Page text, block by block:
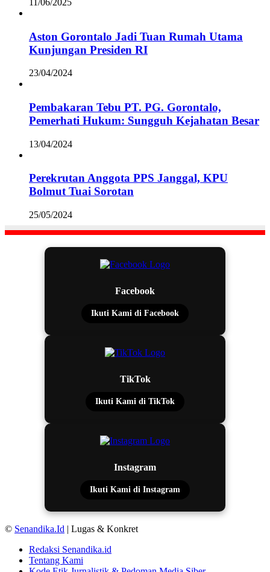
Aston Gorontalo Jadi Tuan Rumah Utama
Kunjungan Presiden RI
23/04/2024
Pembakaran Tebu PT. PG. Gorontalo,
Pemerhati Hukum: Sungguh Kejahatan Besar
13/04/2024
Perekrutan Anggota PPS Janggal, KPU
Bolmut Tuai Sorotan
25/05/2024
Facebook
Ikuti Kami di Facebook
TikTok
Ikuti Kami di TikTok
Instagram
Ikuti Kami di Instagram
© Senandika.Id | Lugas & Konkret
Redaksi Senandika.id
Tentang Kami